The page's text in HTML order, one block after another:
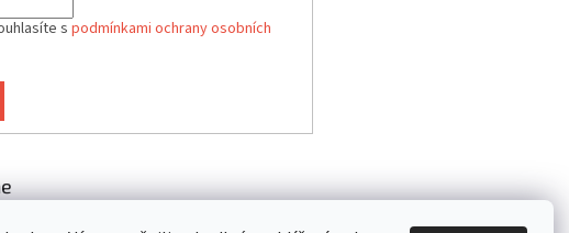
s podmínkami ochrany osobních